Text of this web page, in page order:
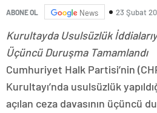
ABONE OL News 23 Şubat
Kurultayda Usulsüzlük
Üçüncü Duruşma Tamamlandı
Cumhuriyet Halk Partisi’nin
Kurultayı’nda usulsüzlük
açılan ceza davasının üçüncü